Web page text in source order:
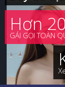
Hơn
GÁI GỌI TOÀN